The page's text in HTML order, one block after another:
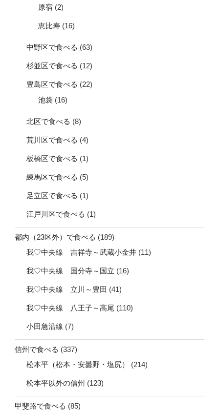
原宿 (2)
恵比寿 (16)
中野区で食べる (63)
杉並区で食べる (12)
豊島区で食べる (22)
池袋 (16)
北区で食べる (8)
荒川区で食べる (4)
板橋区で食べる (1)
練馬区で食べる (5)
足立区で食べる (1)
江戸川区で食べる (1)
都内（23区外）で食べる (189)
我♡中央線 吉祥寺～武蔵小金井 (11)
我♡中央線 国分寺～国立 (16)
我♡中央線 立川～豊田 (41)
我♡中央線 八王子～高尾 (110)
小田急沿線 (7)
信州で食べる (337)
松本平（松本・安曇野・塩尻）
(214)
松本平以外の信州 (123)
甲斐路で食べる (85)